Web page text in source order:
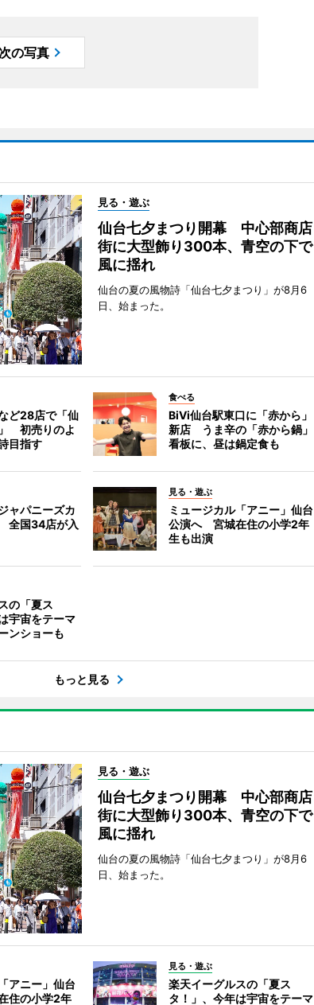
次の写真
見る・遊ぶ
仙台七夕まつり開幕 中心部商店
街に大型飾り300本、青空の下で
風に揺れ
仙台の夏の風物詩「仙台七夕まつり」が8月6
日、始まった。
ど28店で「仙
初売りのよ
目指す
食べる
BiVi仙台駅東口に「赤から」
新店 うま辛の「赤から鍋」
看板に、昼は鍋定食も
ャパニーズカ
全国34店が入
見る・遊ぶ
ミュージカル「アニー」仙台
公演へ 宮城在住の小学2年
生も出演
の「夏ス
宇宙をテーマ
ンショーも
もっと見る
見る・遊ぶ
仙台七夕まつり開幕 中心部商店
街に大型飾り300本、青空の下で
風に揺れ
仙台の夏の風物詩「仙台七夕まつり」が8月6
日、始まった。
アニー」仙台
住の小学2年
見る・遊ぶ
楽天イーグルスの「夏ス
タ！」、今年は宇宙をテーマ